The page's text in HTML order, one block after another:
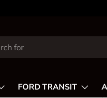
FORD TRANSIT